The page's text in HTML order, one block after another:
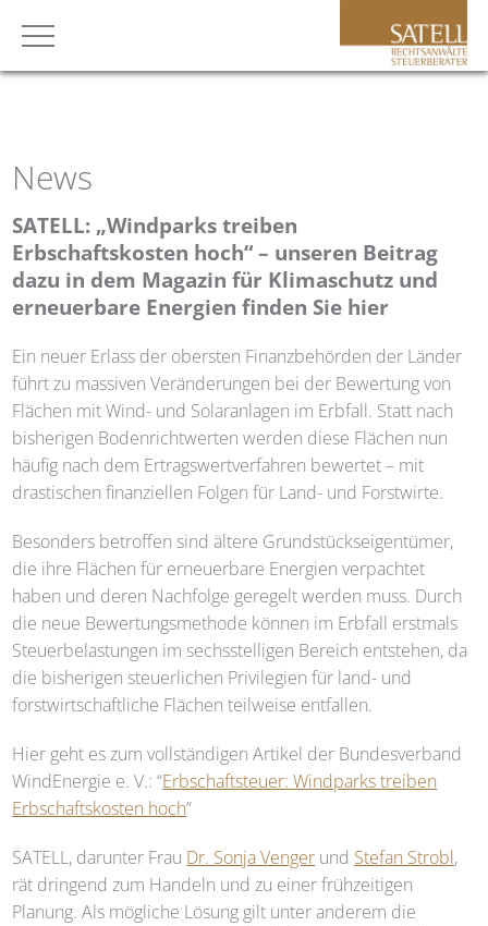
News
SATELL: „Windparks treiben
Erbschaftskosten hoch“ – unseren Beitrag
dazu in dem Magazin für Klimaschutz und
erneuerbare Energien finden Sie hier
Ein neuer Erlass der obersten Finanzbehörden der Länder
führt zu massiven Veränderungen bei der Bewertung von
Flächen mit Wind- und Solaranlagen im Erbfall. Statt nach
bisherigen Bodenrichtwerten werden diese Flächen nun
häufig nach dem Ertragswertverfahren bewertet – mit
drastischen finanziellen Folgen für Land- und Forstwirte.
Besonders betroffen sind ältere Grundstückseigentümer,
die ihre Flächen für erneuerbare Energien verpachtet
haben und deren Nachfolge geregelt werden muss. Durch
die neue Bewertungsmethode können im Erbfall erstmals
Steuerbelastungen im sechsstelligen Bereich entstehen, da
die bisherigen steuerlichen Privilegien für land- und
forstwirtschaftliche Flächen teilweise entfallen.
Hier geht es zum vollständigen Artikel der Bundesverband
WindEnergie e. V.: “Erbschaftsteuer: Windparks treiben
Erbschaftskosten hoch”
SATELL, darunter Frau Dr. Sonja Venger und Stefan Strobl,
rät dringend zum Handeln und zu einer frühzeitigen
Planung. Als mögliche Lösung gilt unter anderem die